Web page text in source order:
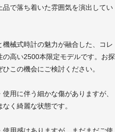
品で落ち着いた雰囲気を演出してい
機械式時計の魅力が融合した、コレ
の高い2500本限定モデルです。お探
ひこの機会にご検討ください。
使用に伴う細かな傷がありますが、
なく綺麗な状態です。